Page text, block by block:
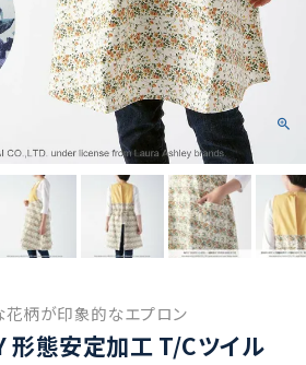
花柄が印象的なエプロン
形態安定加工 T/Cツイル